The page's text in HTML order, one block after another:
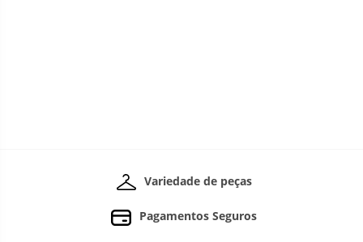
Variedade de peças
Pagamentos Seguros